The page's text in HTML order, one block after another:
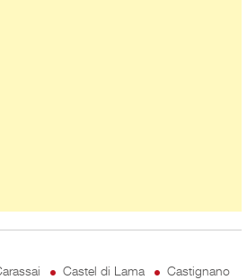
Castel di Lama
Castignano